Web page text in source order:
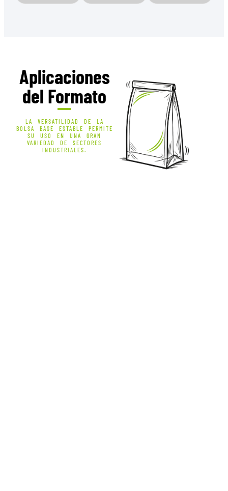
Aplicaciones
del Formato
LA VERSATILIDAD DE LA
BOLSA BASE ESTABLE PERMITE
SU USO EN UNA GRAN
VARIEDAD DE SECTORES
INDUSTRIALES.